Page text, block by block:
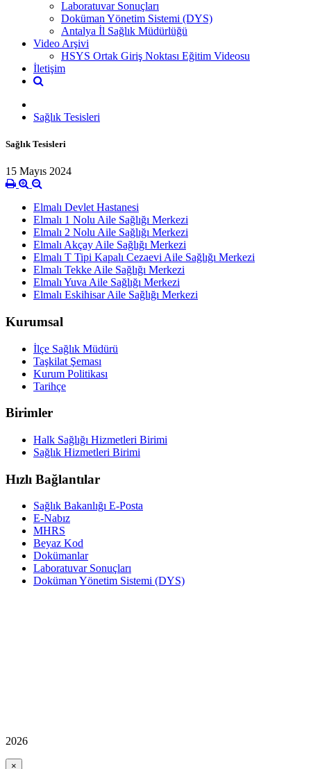
Laboratuvar Sonuçları
Doküman Yönetim Sistemi (DYS)
Antalya İl Sağlık Müdürlüğü
Video Arşivi
HSYS Ortak Giriş Noktası Eğitim Videosu
İletişim
Sağlık Tesisleri
Sağlık Tesisleri
15 Mayıs 2024
Elmalı Devlet Hastanesi
Elmalı 1 Nolu Aile Sağlığı Merkezi
Elmalı 2 Nolu Aile Sağlığı Merkezi
Elmalı Akçay Aile Sağlığı Merkezi
Elmalı T Tipi Kapalı Cezaevi Aile Sağlığı Merkezi
Elmalı Tekke Aile Sağlığı Merkezi
Elmalı Yuva Aile Sağlığı Merkezi
Elmalı Eskihisar Aile Sağlığı Merkezi
Kurumsal
İlçe Sağlık Müdürü
Taşkilat Şeması
Kurum Politikası
Tarihçe
Birimler
Halk Sağlığı Hizmetleri Birimi
Sağlık Hizmetleri Birimi
Hızlı Bağlantılar
Sağlık Bakanlığı E-Posta
E-Nabız
MHRS
Beyaz Kod
Dokümanlar
Laboratuvar Sonuçları
Doküman Yönetim Sistemi (DYS)
2026
×